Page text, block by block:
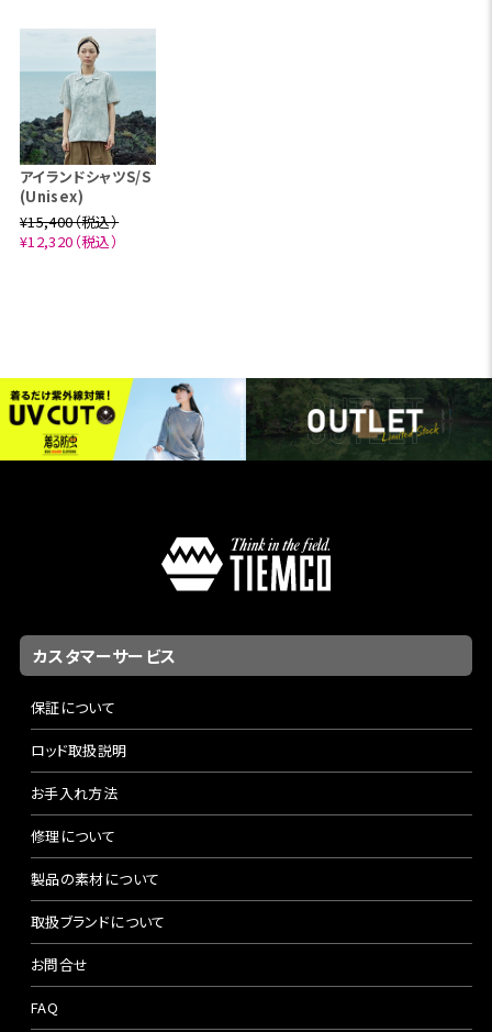
アイランドシャツS/S
(Unisex)
¥15,400（税込）
¥12,320（税込）
カスタマーサービス
保証について
ロッド取扱説明
お手入れ方法
修理について
製品の素材について
取扱ブランドについて
お問合せ
FAQ